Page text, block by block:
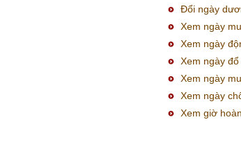
Đổi ngày
Xem ngày
Xem ngày
Xem ngày
Xem ngày
Xem ngày
Xem giờ